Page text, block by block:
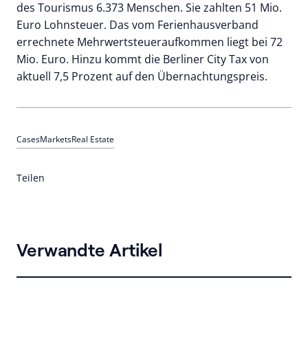
des Tourismus 6.373 Menschen. Sie zahlten 51 Mio.
Euro Lohnsteuer. Das vom Ferienhausverband
errechnete Mehrwertsteueraufkommen liegt bei 72
Mio. Euro. Hinzu kommt die Berliner City Tax von
aktuell 7,5 Prozent auf den Übernachtungspreis.
CasesMarketsReal Estate
Teilen
Verwandte Artikel